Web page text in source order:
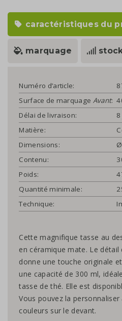
caractéristiques du
marquage
Numéro d’article:
Surface de marquage Avant:
Délai de livraison:
Matière:
Dimensions:
Contenu:
Poids:
Quantité minimale:
Technique:
Cette magnifique tasse au
en céramique mate. Le détail
donne une touche originale
une capacité de 300 ml,
tasse de thé. Elle est
Vous pouvez la
couleurs sur le devant.